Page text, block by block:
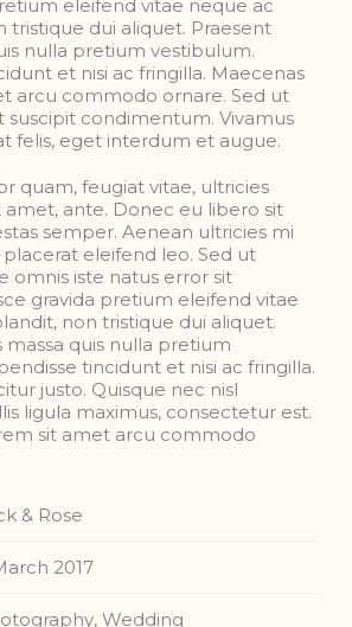
eleifend vitae neque ac
tristique dui aliquet. Praesent
nulla pretium vestibulum.
et nisi ac fringilla. Maecenas
arcu commodo ornare. Sed ut
suscipit condimentum. Vivamus
felis, eget interdum et augue.
quam, feugiat vitae, ultricies
ante. Donec eu libero sit
semper. Aenean ultricies mi
placerat eleifend leo. Sed ut
omnis iste natus error sit
gravida pretium eleifend vitae
non tristique dui aliquet.
massa quis nulla pretium
tincidunt et nisi ac fringilla.
justo. Quisque nec nisl
ligula maximus, consectetur est.
sit amet arcu commodo
& Rose
2017
, Wedding